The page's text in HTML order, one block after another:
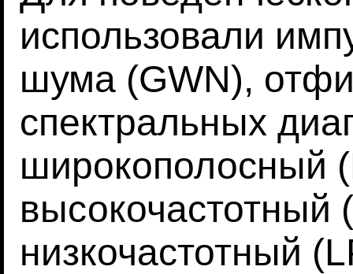
использовали
шума (GWN),
спектральных
широкополосный
высокочастотный
низкочастотный